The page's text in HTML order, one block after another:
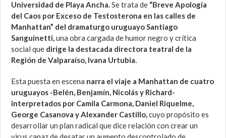
Universidad de Playa Ancha.Se trata de “Breve Apología
del Caos por Exceso de Testosterona en las calles de
Manhattan” del dramaturgo uruguayo Santiago
Sanguinetti,una obra cargada de humor negro y crítica
social que dirige la destacada directora teatral de la
Región de Valparaíso, Ivana Urtubia.
Esta puesta en escena narra el viaje a Manhattan de cuatro
uruguayos -Belén, Benjamín, Nicolás y Richard-
interpretados por Camila Carmona, Daniel Riquelme,
George Casanova y Alexander Castillo,cuyo propósito es
desarrollar un plan radical que dice relación con crear un